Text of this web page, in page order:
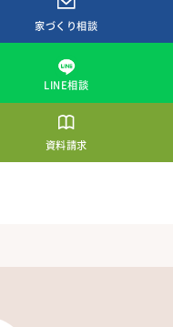
家づくり相談
LINE相談
資料請求